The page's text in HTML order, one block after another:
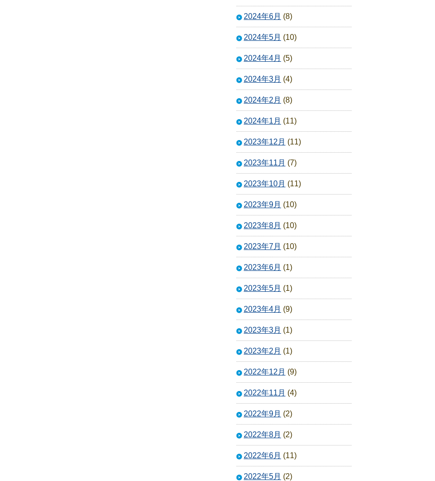
2024年6月 (8)
2024年5月 (10)
2024年4月 (5)
2024年3月 (4)
2024年2月 (8)
2024年1月 (11)
2023年12月 (11)
2023年11月 (7)
2023年10月 (11)
2023年9月 (10)
2023年8月 (10)
2023年7月 (10)
2023年6月 (1)
2023年5月 (1)
2023年4月 (9)
2023年3月 (1)
2023年2月 (1)
2022年12月 (9)
2022年11月 (4)
2022年9月 (2)
2022年8月 (2)
2022年6月 (11)
2022年5月 (2)